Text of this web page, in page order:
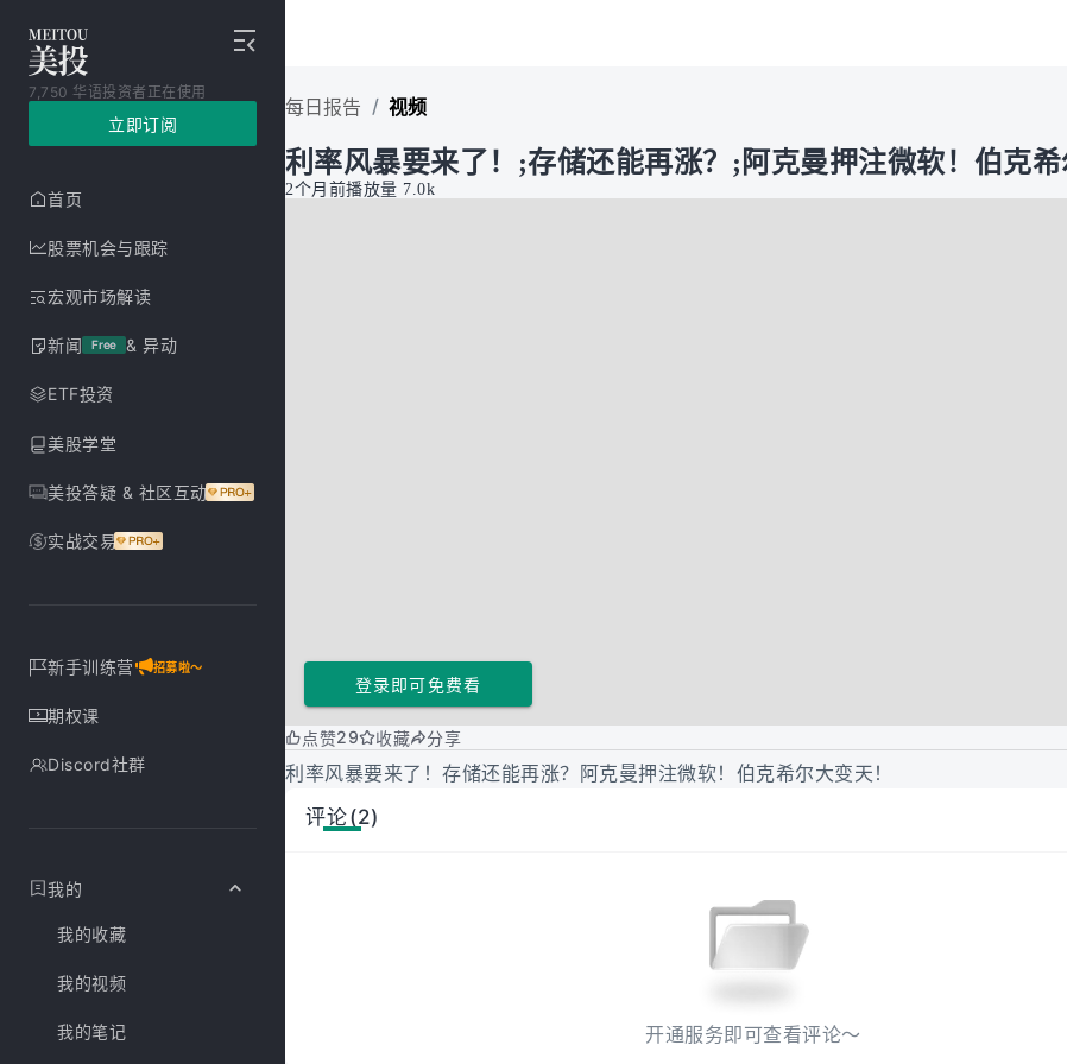
7,750 华语投资者正在使用
立即订阅
首页
股票机会与跟踪
宏观市场解读
新闻 Free & 异动
ETF投资
美股学堂
美投答疑 & 社区互动
实战交易
新手训练营 招募啦～
期权课
Discord社群
我的
我的收藏
我的视频
我的笔记
每日报告 / 视频
利率风暴要来了！;存储还能再涨？;阿克曼押注微软！伯克希
2个月前播放量 7.0k
登录即可免费看
点赞29 收藏 分享
利率风暴要来了！存储还能再涨？阿克曼押注微软！伯克希尔大变天！
评论(2)
开通服务即可查看评论～